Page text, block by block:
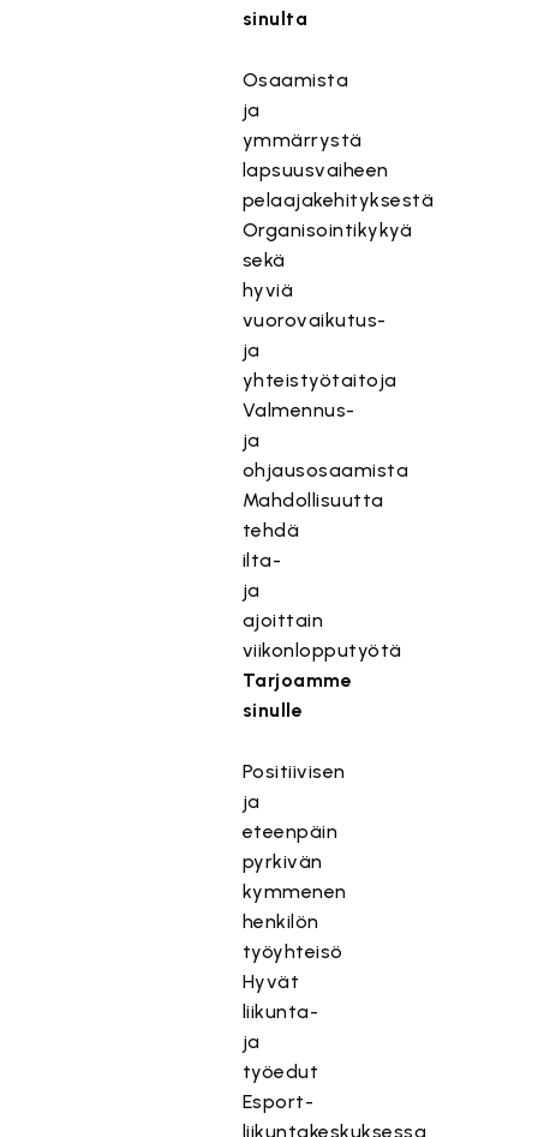
sinulta
Osaamista
ja
ymmärrystä
lapsuusvaiheen
pelaajakehityksestä
Organisointikykyä
sekä
hyviä
vuorovaikutus-
ja
yhteistyötaitoja
Valmennus-
ja
ohjausosaamista
Mahdollisuutta
tehdä
ilta-
ja
ajoittain
viikonlopputyötä
Tarjoamme
sinulle
Positiivisen
ja
eteenpäin
pyrkivän
kymmenen
henkilön
työyhteisö
Hyvät
liikunta-
ja
työedut
Esport-
liikuntakeskuksessa